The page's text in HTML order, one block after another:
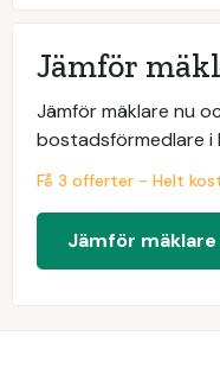
Jämför
Jämför mäklare nu
bostadsförmedlare i
Få 3 offerter - Helt
Jämför mäklare